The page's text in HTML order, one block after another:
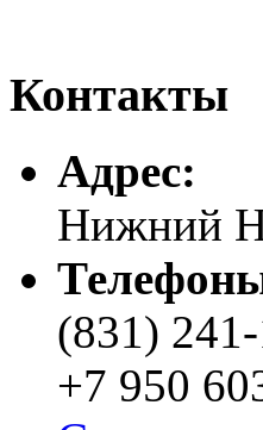
Контакты
Адреc:
Нижний
(831)
+7 950